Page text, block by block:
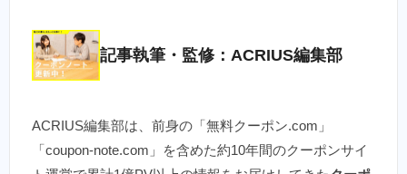
記事執筆・監修：ACRIUS編集部
ACRIUS編集部は、前身の「無料クーポン.com」
「coupon-note.com」を含めた約10年間のクーポンサイ